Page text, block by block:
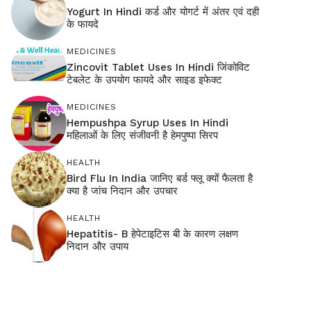
Yogurt In Hindi कर्ड और योगर्ट में अंतर एवं दही
के फायदे
MEDICINES
Zincovit Tablet Uses In Hindi जिंकोविट
टेबलेट के उपयोग फायदे और साइड इफेक्ट
MEDICINES
Hempushpa Syrup Uses In Hindi
महिलाओं के लिए संजीवनी है हेमपुष्पा सिरप
HEALTH
Bird Flu In India जानिए बर्ड फ्लू क्यों फैलता है
क्या है जांच निदान और उपचार
HEALTH
Hepatitis- B हेपेटाइटिस बी के कारण लक्षण
निदान और उपाय